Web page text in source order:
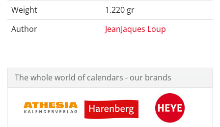
Weight
1.220 gr
Author
JeanJaques Loup
The whole world of calendars - our brands